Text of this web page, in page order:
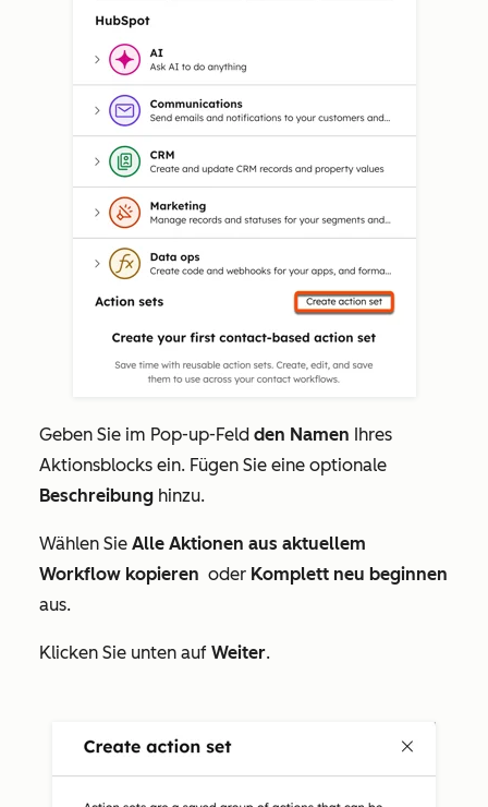
Geben Sie im Pop-up-Feld den Namen Ihres
Aktionsblocks ein. Fügen Sie eine optionale
Beschreibung hinzu.
Wählen Sie Alle Aktionen aus aktuellem
Workflow kopieren oder Komplett neu beginnen
aus.
Klicken Sie unten auf Weiter.